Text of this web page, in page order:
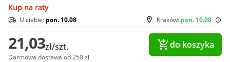
Kup na raty
Kraków: pon. 10.08
U ciebie: pon. 10.08
21,03zł/szt.
Darmowa dostawa od 250 zł
do koszyka